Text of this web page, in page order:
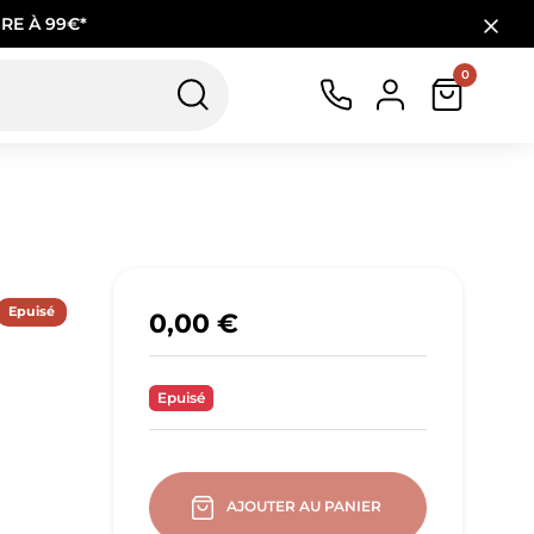
À 99€*
0
Epuisé 0,00 €
Epuisé
AJOUTER AU PANIER